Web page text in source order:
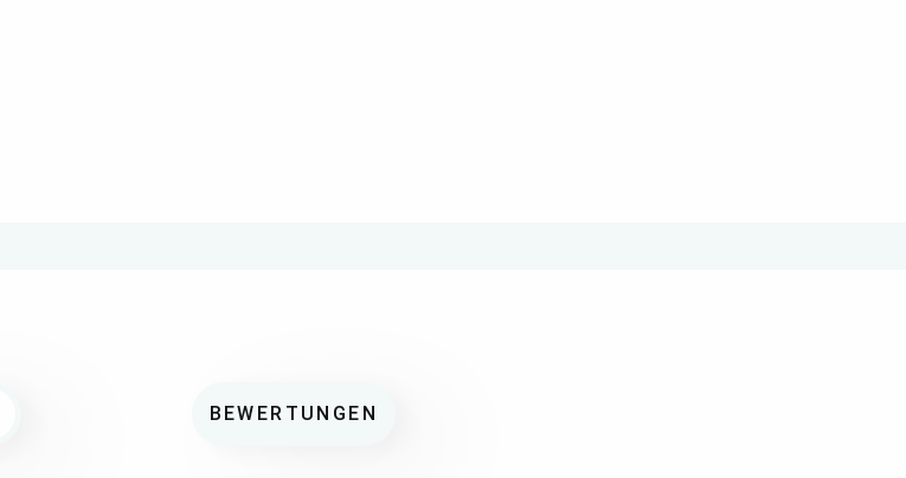
BEWERTUNGEN